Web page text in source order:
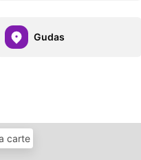
Gudas
carte